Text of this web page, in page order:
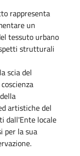
rappresenta
un
tessuto urbano
strutturali
scia del
artistiche del
dall'Ente locale
per la sua